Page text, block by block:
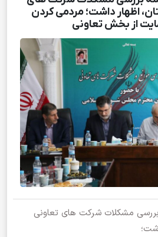
اظهار داشت؛ مردمی کردن
از بخش تعاونی
مشکلات شرکت های تعاونی